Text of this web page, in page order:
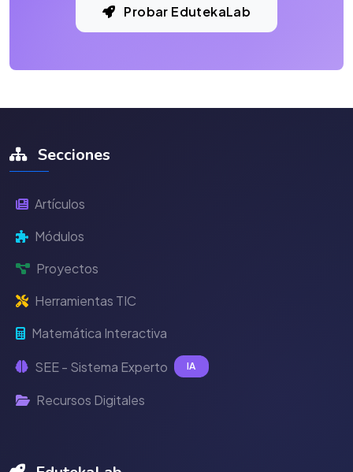
Probar EdutekaLab
Secciones
Artículos
Módulos
Proyectos
Herramientas TIC
Matemática Interactiva
SEE - Sistema Experto IA
Recursos Digitales